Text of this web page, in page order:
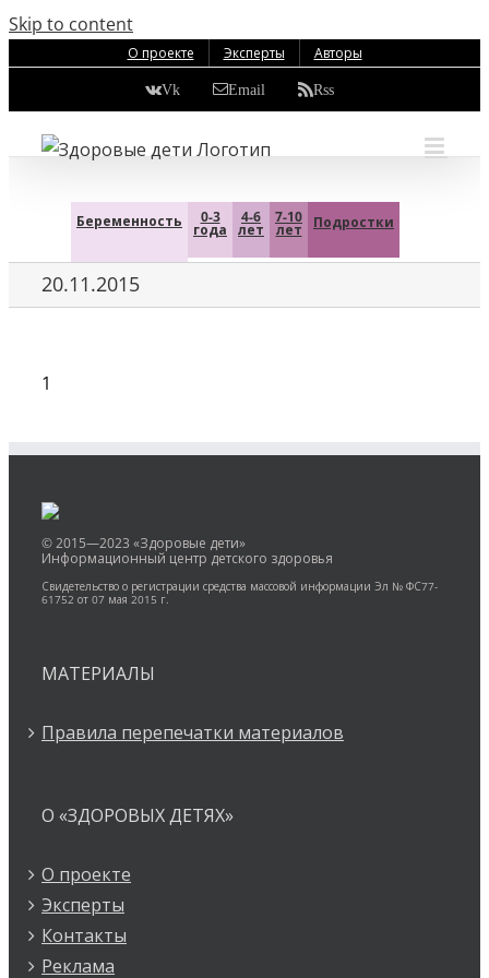
Skip to content
О проекте Эксперты Авторы
Vk Email Rss
Беременность 0-3
года
4-6
лет
7-10
лет Подростки
20.11.2015
1
© 2015—2023 «Здоровые дети»
Информационный центр детского здоровья
Свидетельство о регистрации средства массовой информации Эл № ФС77-
61752 от 07 мая 2015 г.
МАТЕРИАЛЫ
Правила перепечатки материалов
О «ЗДОРОВЫХ ДЕТЯХ»
О проекте
Эксперты
Контакты
Реклама